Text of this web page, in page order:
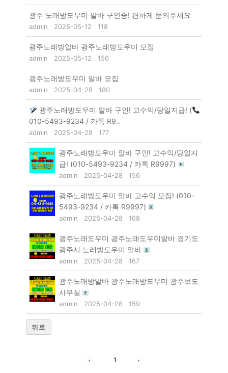
광주 노래방도우미 알바 구인중! 편하게 문의주세요
admin 2025-05-12 118
광주노래방알바 광주노래방도우미 모집
admin 2025-05-12 156
광주노래방도우미 알바 모집
admin 2025-04-28 180
광주노래방도우미 알바 구인! 고수익/당일지급! (
010-5493-9234 / 카톡 R9..
admin 2025-04-28 177
광주노래방도우미 알바 구인! 고수익/당일지
급! (010-5493-9234 / 카톡 R9997)
admin 2025-04-28 156
광주노래방도우미 알바 고수익 모집! (010-
5493-9234 / 카톡 R9997)
admin 2025-04-28 168
광주노래도우미 광주노래도우미알바 경기도
광주시 노래방도우미 알바
admin 2025-04-28 167
광주노래방알바 광주노래방도우미 광주보도
사무실
admin 2025-04-28 159
뒤로
1